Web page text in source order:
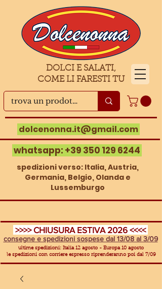
DOLCI E SALATI,
COME LI FARESTI TU
whatsapp: +39 350 129 6244
dolcenonna.it@gmail.com
spedizioni verso: Italia, Austria,
Germania, Belgio, Olanda e
Lussemburgo
ultime spedizioni: Italia 12 agosto - Europa 10 agosto
le spedizioni con corriere espresso riprenderanno poi dal 7/09
>>>> CHIUSURA ESTIVA 2026 <<<<
consegne e spedizioni sospese dal 13/08 al 3/09